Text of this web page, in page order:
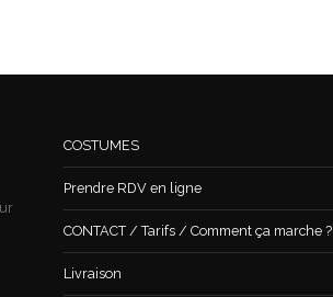
COSTUMES
Prendre RDV en ligne
CONTACT / Tarifs / Comment ça marche ?
Livraison